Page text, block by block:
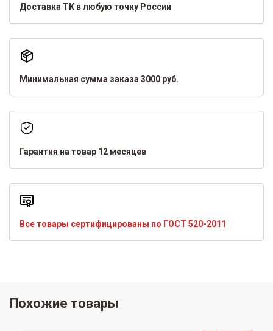
Доставка ТК в любую точку России
Минимальная сумма заказа 3000 руб.
Гарантия на товар 12 месяцев
Все товары сертифицированы по ГОСТ 520-2011
Похожие товары